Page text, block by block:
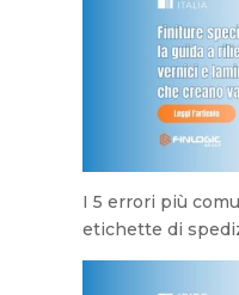
I 5 errori più
etichette di